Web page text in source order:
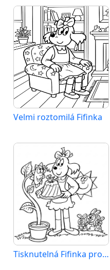
Velmi roztomilá Fifinka
Tisknutelná Fifinka pro děti